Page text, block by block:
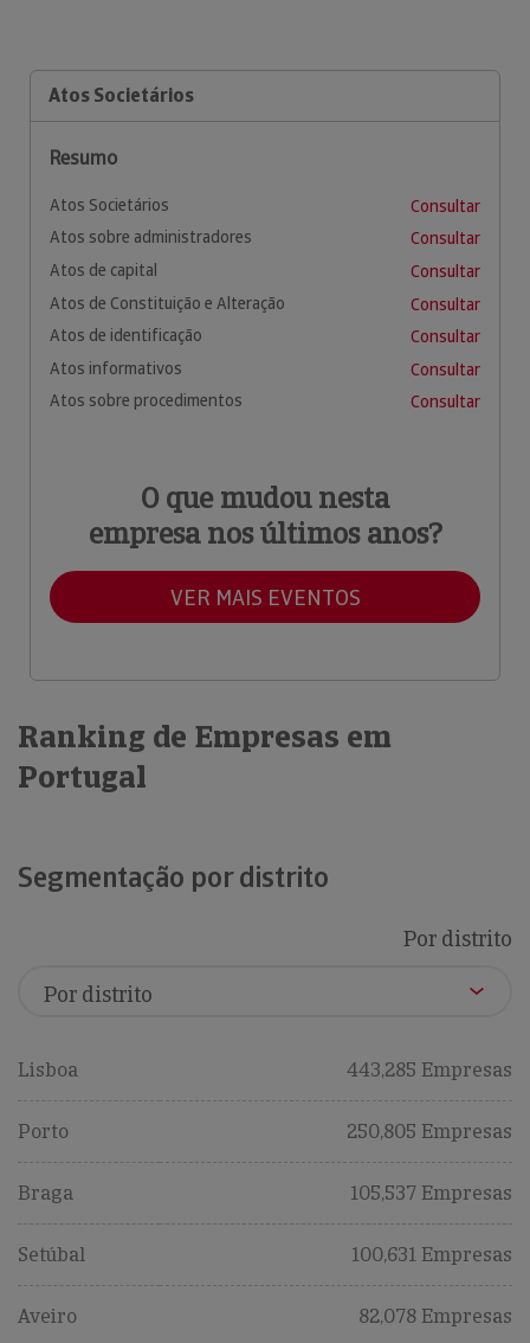
Atos Societários
Resumo
Atos Societários
Consultar
Atos sobre administradores
Consultar
Atos de capital
Consultar
Atos de Constituição e Alteração
Consultar
Atos de identificação
Consultar
Atos informativos
Consultar
Atos sobre procedimentos
Consultar
O que mudou nesta
empresa nos últimos anos?
VER MAIS EVENTOS
Ranking de Empresas em
Portugal
Segmentação por distrito
Por distrito
Lisboa 443,285 Empresas
Porto 250,805 Empresas
Braga 105,537 Empresas
Setúbal 100,631 Empresas
Aveiro 82,078 Empresas